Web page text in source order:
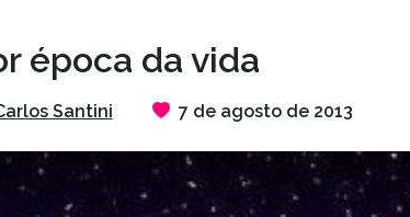
época da vida
Santini 7 de agosto de 2013